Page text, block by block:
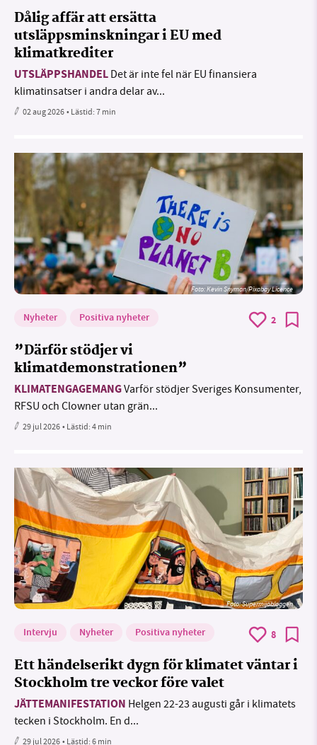
Dålig affär att ersätta
utsläppsminskningar i EU med
klimatkrediter
UTSLÄPPSHANDEL Det är inte fel när EU finansiera
klimatinsatser i andra delar av...
02 aug 2026• Lästid:7 min
Foto:Kevin Snyman/Pixabay Licence
Nyheter Positiva nyheter 2
”Därför stödjer vi
klimatdemonstrationen”
KLIMATENGAGEMANGVarför stödjer Sveriges Konsumenter,
RFSU och Clowner utan grän...
29 jul 2026• Lästid:4 min
Foto: Supermijöbloggen
Intervju Nyheter Positiva nyheter 8
Ett händelserikt dygn för klimatet väntar i
Stockholm tre veckor före valet
JÄTTEMANIFESTATION Helgen 22-23 augusti går i klimatets
tecken i Stockholm. En d...
29 jul 2026• Lästid:6 min